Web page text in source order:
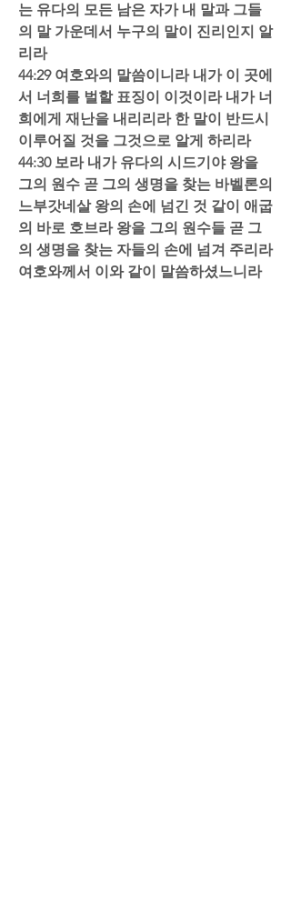
는 유다의 모든 남은 자가 내 말과 그들
의 말 가운데서 누구의 말이 진리인지 알
리라
44:29 여호와의 말씀이니라 내가 이 곳에
서 너희를 벌할 표징이 이것이라 내가 너
희에게 재난을 내리리라 한 말이 반드시
이루어질 것을 그것으로 알게 하리라
44:30 보라 내가 유다의 시드기야 왕을
그의 원수 곧 그의 생명을 찾는 바벨론의
느부갓네살 왕의 손에 넘긴 것 같이 애굽
의 바로 호브라 왕을 그의 원수들 곧 그
의 생명을 찾는 자들의 손에 넘겨 주리라
여호와께서 이와 같이 말씀하셨느니라